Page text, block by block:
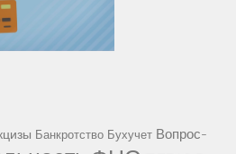
Банкротство Бухучет Вопрос-